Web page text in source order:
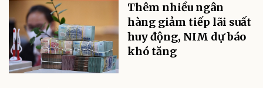
Thêm nhiều ngân
hàng giảm tiếp lãi suất
huy động, NIM dự báo
khó tăng